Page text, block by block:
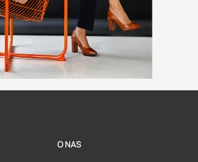
O NAS